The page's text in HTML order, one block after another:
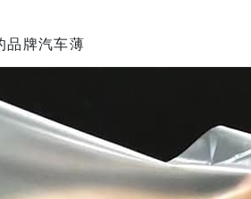
品牌汽车薄